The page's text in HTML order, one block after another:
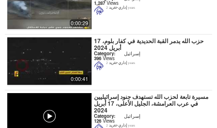
0:00:29
1,287Views
إداري-تغريد 2 years
0:00:41
حزب الله يدمر القبة الحديدية في كفار بلوم، 17
أبريل 2024
Category: إسرائيل
396 Views
إداري-تغريد 2 years
مسيرة تابعة لحزب الله تستهدف جنود إسرائيليين
في عرب العرامشة، الجليل الأعلى، 17 أبريل
2024
Category: إسرائيل
126 Views
إداري-تغريد 2 years